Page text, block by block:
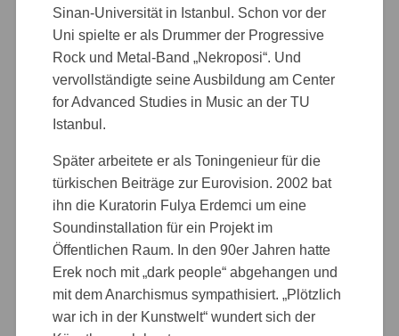
Sinan-Universität in Istanbul. Schon vor der
Uni spielte er als Drummer der Progressive
Rock und Metal-Band „Nekroposi“. Und
vervollständigte seine Ausbildung am Center
for Advanced Studies in Music an der TU
Istanbul.
Später arbeitete er als Toningenieur für die
türkischen Beiträge zur Eurovision. 2002 bat
ihn die Kuratorin Fulya Erdemci um eine
Soundinstallation für ein Projekt im
Öffentlichen Raum. In den 90er Jahren hatte
Erek noch mit „dark people“ abgehangen und
mit dem Anarchismus sympathisiert. „Plötzlich
war ich in der Kunstwelt“ wundert sich der